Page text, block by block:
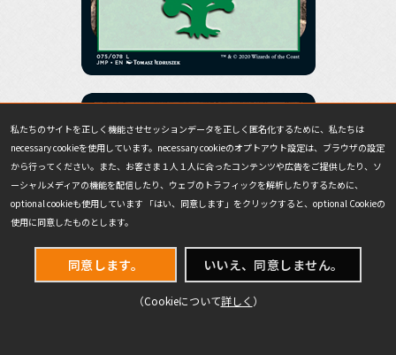
私たちのサイトを正しく機能させセッションデータを正しく匿名化するために、私たちは
necessary cookieを使用しています。necessary cookieのオプトアウト設定は、ブラウザの設定
から行ってください。また、お客さま１人１人に合ったコンテンツや広告をご提供したり、ソ
ーシャルメディアの機能を配信したり、ウェブのトラフィックを解析したりするために、
optional cookieも使用しています 「はい、同意します」をクリックすると、optional Cookieの
使用に同意したものとします。
同意します。 いいえ、同意しません。
（Cookieについて詳しく ）